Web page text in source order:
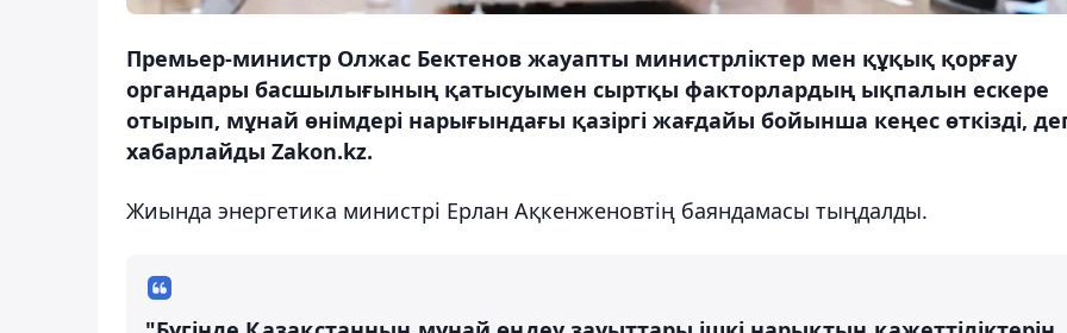
Премьер-министр Олжас Бектенов жауапты министрліктер мен құқық қорғау
органдары басшылығының қатысуымен сыртқы факторлардың ықпалын ескере
отырып, мұнай өнімдері нарығындағы қазіргі жағдайы бойынша кеңес өткізді,
хабарлайды Zakon.kz.
Жиында энергетика министрі Ерлан Ақкенженовтің баяндамасы тыңдалды.